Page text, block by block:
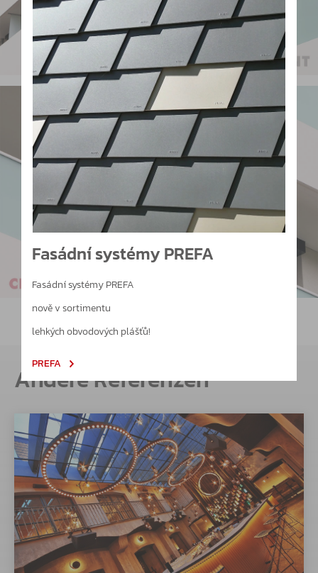
Fasádní systémy PREFA
Fasádní systémy PREFA
nově v sortimentu
lehkých obvodových plášťů!
PREFA
Andere Referenzen